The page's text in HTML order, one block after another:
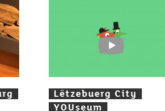
Lëtzebuerg City
YOUseum
Lëtzebuerg City
YOUseum
Lëtzebuerg City
YOUseum